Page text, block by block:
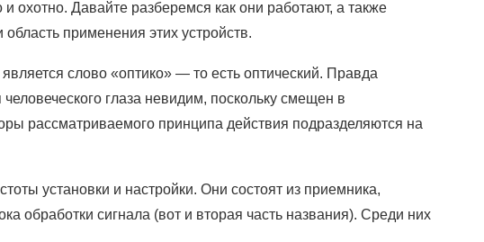
охотно. Давайте разберемся как они работают, а также
применения этих устройств.
слово «оптико» — то есть оптический. Правда
глаза невидим, поскольку смещен в
рассматриваемого принципа действия подразделяются на
установки и настройки. Они состоят из приемника,
обработки сигнала (вот и вторая часть названия). Среди них